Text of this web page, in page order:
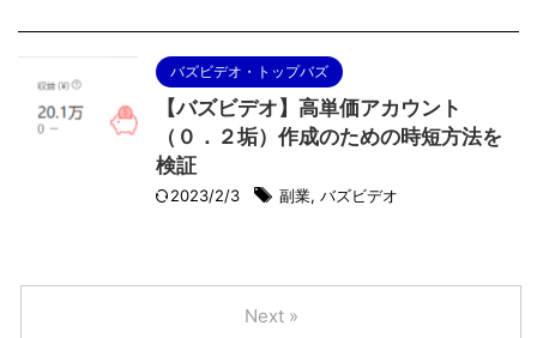
バズビデオ・トップバズ
【バズビデオ】高単価アカウント
（０．２垢）作成のための時短方法を
検証
2023/2/3 副業, バズビデオ
Next »